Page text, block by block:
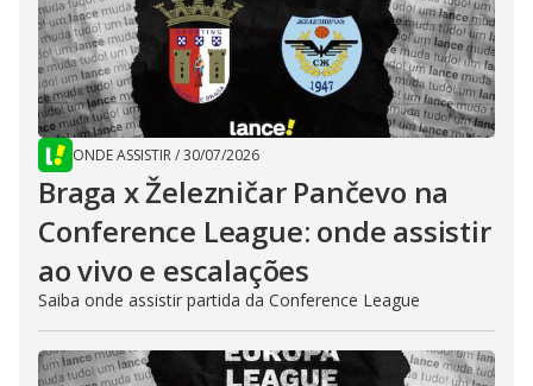
ONDE ASSISTIR/30/07/2026
Braga x Železničar Pančevo na
Conference League: onde assistir
ao vivo e escalações
Saiba onde assistir partida da Conference League